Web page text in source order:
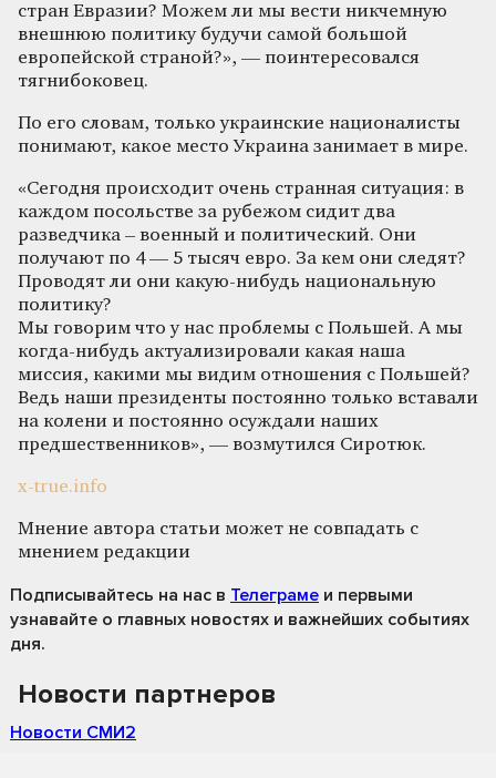
стран Евразии? Можем ли мы вести никчемную
внешнюю политику будучи самой большой
европейской страной?», — поинтересовался
тягнибоковец.
По его словам, только украинские националисты
понимают, какое место Украина занимает в мире.
«Сегодня происходит очень странная ситуация: в
каждом посольстве за рубежом сидит два
разведчика – военный и политический. Они
получают по 4 — 5 тысяч евро. За кем они следят?
Проводят ли они какую-нибудь национальную
политику?
Мы говорим что у нас проблемы с Польшей. А мы
когда-нибудь актуализировали какая наша
миссия, какими мы видим отношения с Польшей?
Ведь наши президенты постоянно только вставали
на колени и постоянно осуждали наших
предшественников», — возмутился Сиротюк.
x-true.info
Мнение автора статьи может не совпадать с
мнением редакции
Подписывайтесь на нас в Телеграме и первыми
узнавайте о главных новостях и важнейших событиях
дня.
Новости партнеров
Новости СМИ2